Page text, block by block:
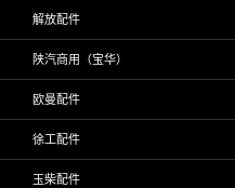
解放配件
陕汽商用（宝华）
欧曼配件
徐工配件
玉柴配件